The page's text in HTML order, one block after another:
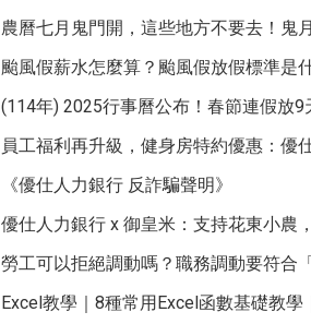
農曆七月鬼門開，這些地方不要去！鬼
颱風假薪水怎麼算？颱風假放假標準是
(114年) 2025行事曆公布！春節連假放9
員工福利再升級，健身房特約優惠：優
《優仕人力銀行 反詐騙聲明》
優仕人力銀行 x 御皇米：支持花東小農
勞工可以拒絕調動嗎？職務調動要符合
Excel教學｜8種常用Excel函數基礎教學